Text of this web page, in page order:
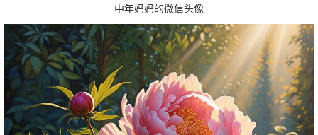
中年妈妈的微信头像